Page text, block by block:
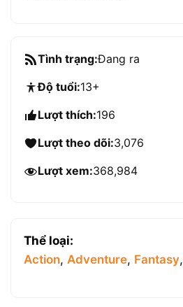
Tình trạng:Đang ra
Độ tuổi:13+
Lượt thích:196
Lượt theo dõi:3,076
Lượt xem:368,984
Thể loại:
Action, Adventure, Fantasy,